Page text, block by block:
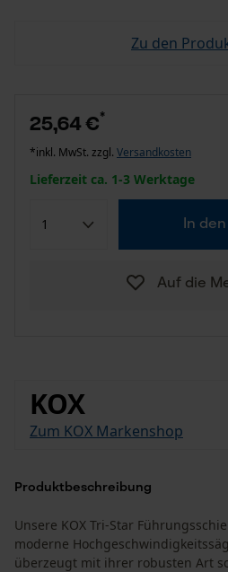
Zu den
25,64 €*
*inkl. MwSt. zzgl. Versandkosten
Lieferzeit ca. 1-3 Werktage
In
Auf die
KOX
Zum KOX Markenshop
Produktbeschreibung
Unsere KOX Tri-Star
moderne
überzeugt mit ihrer robusten Art